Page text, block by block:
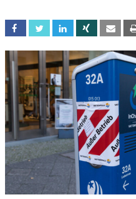
Facebook Twitter Linkedin Xing Email